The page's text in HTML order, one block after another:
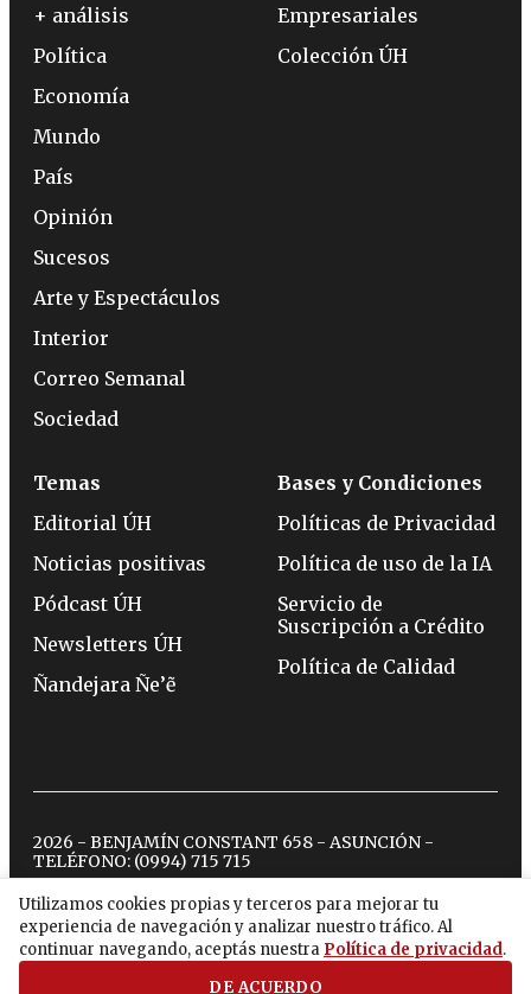
Utilizamos cookies propias y terceros para mejorar tu
experiencia de navegación y analizar nuestro tráfico. Al
continuar navegando, aceptás nuestra Política de privacidad.
DE ACUERDO
+ análisis
Política
Economía
Mundo
País
Opinión
Sucesos
Arte y Espectáculos
Interior
Correo Semanal
Sociedad
Empresariales
Colección ÚH
Temas
Editorial ÚH
Noticias positivas
Pódcast ÚH
Newsletters ÚH
Ñandejara Ñe’ẽ
Bases y Condiciones
Políticas de Privacidad
Política de uso de la IA
Servicio de
Suscripción a Crédito
Política de Calidad
2026 - BENJAMÍN CONSTANT 658 - ASUNCIÓN -
TELÉFONO: (0994) 715 715
twitterinstagram
facebook
tiktokyoutubespotify